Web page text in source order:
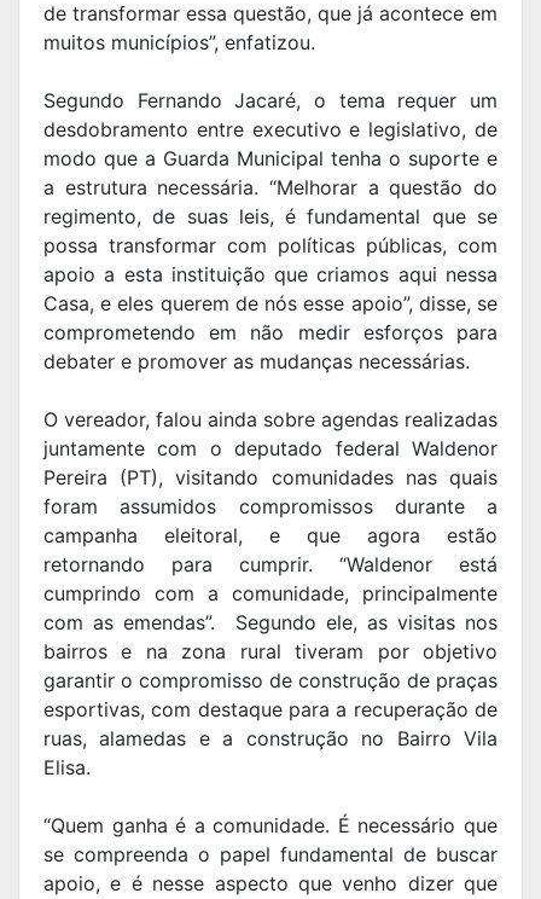
de transformar essa questão, que já acontece em
muitos municípios”, enfatizou.
Segundo Fernando Jacaré, o tema requer um
desdobramento entre executivo e legislativo, de
modo que a Guarda Municipal tenha o suporte e
a estrutura necessária. “Melhorar a questão do
regimento, de suas leis, é fundamental que se
possa transformar com políticas públicas, com
apoio a esta instituição que criamos aqui nessa
Casa, e eles querem de nós esse apoio”, disse, se
comprometendo em não medir esforços para
debater e promover as mudanças necessárias.
O vereador, falou ainda sobre agendas realizadas
juntamente com o deputado federal Waldenor
Pereira (PT), visitando comunidades nas quais
foram assumidos compromissos durante a
campanha eleitoral, e que agora estão
retornando para cumprir. “Waldenor está
cumprindo com a comunidade, principalmente
com as emendas”. Segundo ele, as visitas nos
bairros e na zona rural tiveram por objetivo
garantir o compromisso de construção de praças
esportivas, com destaque para a recuperação de
ruas, alamedas e a construção no Bairro Vila
Elisa.
“Quem ganha é a comunidade. É necessário que
se compreenda o papel fundamental de buscar
apoio, e é nesse aspecto que venho dizer que